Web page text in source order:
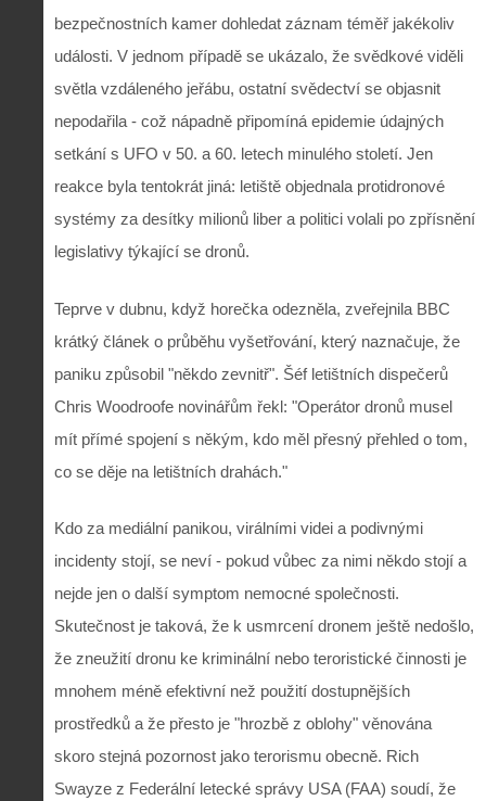
bezpečnostních kamer dohledat záznam téměř jakékoliv
události. V jednom případě se ukázalo, že svědkové viděli
světla vzdáleného jeřábu, ostatní svědectví se objasnit
nepodařila - což nápadně připomíná epidemie údajných
setkání s UFO v 50. a 60. letech minulého století. Jen
reakce byla tentokrát jiná: letiště objednala protidronové
systémy za desítky milionů liber a politici volali po zpřísnění
legislativy týkající se dronů.
Teprve v dubnu, když horečka odezněla, zveřejnila BBC
krátký článek o průběhu vyšetřování, který naznačuje, že
paniku způsobil "někdo zevnitř". Šéf letištních dispečerů
Chris Woodroofe novinářům řekl: "Operátor dronů musel
mít přímé spojení s někým, kdo měl přesný přehled o tom,
co se děje na letištních drahách."
Kdo za mediální panikou, virálními videi a podivnými
incidenty stojí, se neví - pokud vůbec za nimi někdo stojí a
nejde jen o další symptom nemocné společnosti.
Skutečnost je taková, že k usmrcení dronem ještě nedošlo,
že zneužití dronu ke kriminální nebo teroristické činnosti je
mnohem méně efektivní než použití dostupnějších
prostředků a že přesto je "hrozbě z oblohy" věnována
skoro stejná pozornost jako terorismu obecně. Rich
Swayze z Federální letecké správy USA (FAA) soudí, že